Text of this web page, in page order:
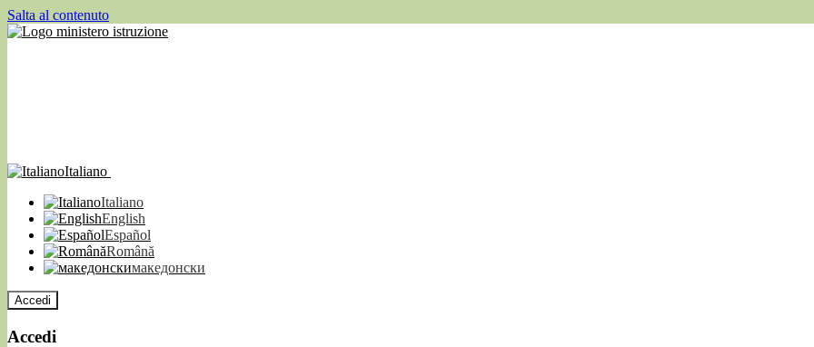
Salta al contenuto
Italiano
Italiano
English
Español
Română
македонски
Accedi
Accedi